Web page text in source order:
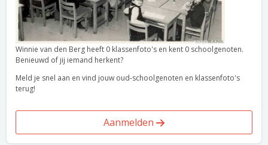
Winnie van den Berg heeft 0 klassenfoto's en kent 0 schoolgenoten.
Benieuwd of jij iemand herkent?
Meld je snel aan en vind jouw oud-schoolgenoten en klassenfoto's
terug!
Aanmelden